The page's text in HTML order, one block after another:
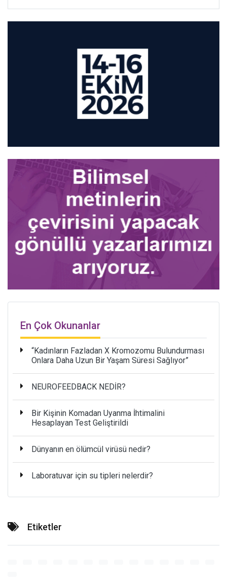
En Çok Okunanlar
“Kadınların Fazladan X Kromozomu Bulundurması
Onlara Daha Uzun Bir Yaşam Süresi Sağlıyor”
NEUROFEEDBACK NEDİR?
Bir Kişinin Komadan Uyanma İhtimalini
Hesaplayan Test Geliştirildi
Dünyanın en ölümcül virüsü nedir?
Laboratuvar için su tipleri nelerdir?
Etiketler